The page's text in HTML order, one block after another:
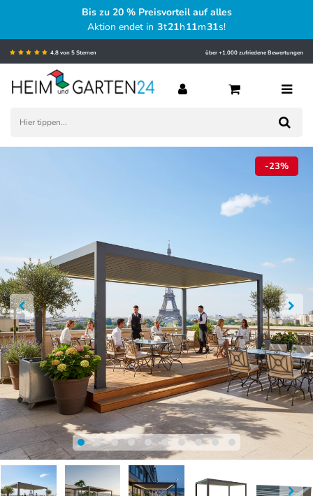
Bis zu 20 % Preisvorteil auf alles
Aktion endet in 3t21h11m30s!
4,8 von 5 Sternen über +1.000 zufriedene Bewertungen
-23%